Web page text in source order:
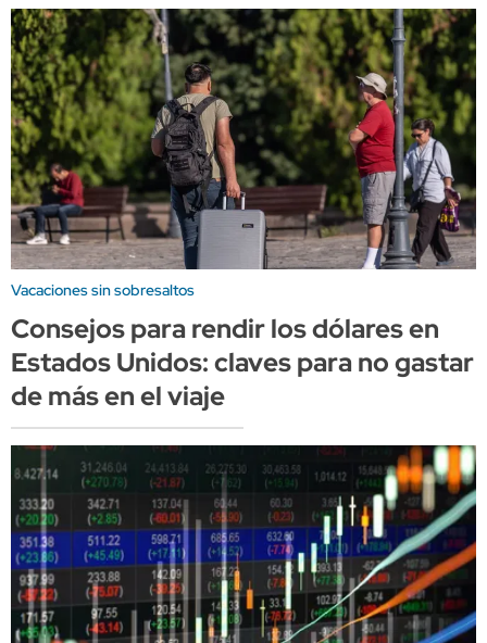
Vacaciones sin sobresaltos
Consejos para rendir los dólares en
Estados Unidos: claves para no gastar
de más en el viaje